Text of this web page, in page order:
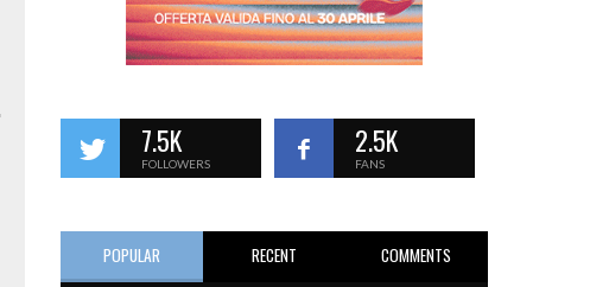
7.5K
FOLLOWERS
2.5K
FANS
POPULAR RECENT COMMENTS